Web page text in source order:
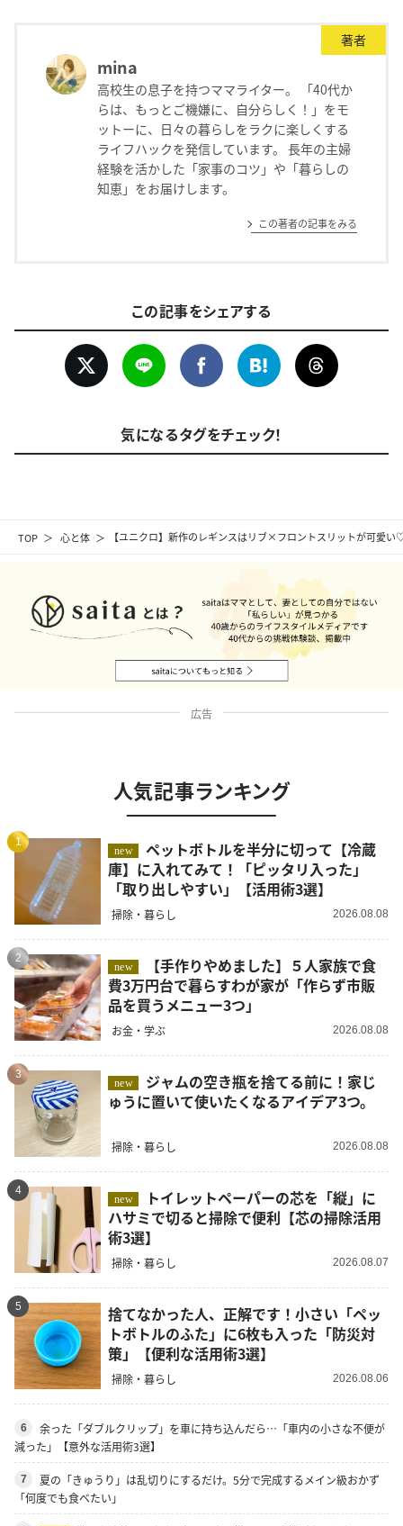
TOP 心と体 【ユニクロ】新作のレギンスはリブ×フロントスリットが可愛
著者
mina
高校生の息子を持つママライター。 「40代か
らは、もっとご機嫌に、自分らしく！」をモ
ットーに、日々の暮らしをラクに楽しくする
ライフハックを発信しています。 長年の主婦
経験を活かした「家事のコツ」や「暮らしの
知恵」をお届けします。
この著者の記事をみる
この記事をシェアする
気になるタグをチェック！
広告
人気記事ランキング
1
new
ペットボトルを半分に切って【冷蔵
庫】に入れてみて！「ピッタリ入った」
「取り出しやすい」【活用術3選】
掃除・暮らし 2026.08.08
2
new
費3万円台で暮らすわが家が「作らず市販
品を買うメニュー3つ」
お金・学ぶ 2026.08.08
3
new
ゅうに置いて使いたくなるアイデア3つ。
掃除・暮らし 2026.08.08
4
new
ハサミで切ると掃除で便利【芯の掃除活用
術3選】
掃除・暮らし 2026.08.07
5
捨てなかった人、正解です！小さい「ペッ
トボトルのふた」に6枚も入った「防災対
策」【便利な活用術3選】
掃除・暮らし 2026.08.06
6
余った「ダブルクリップ」を車に持ち込んだら…「車内の小さな不便が
減った」【意外な活用術3選】
7
夏の「きゅうり」は乱切りにするだけ。5分で完成するメイン級おかず
「何度でも食べたい」